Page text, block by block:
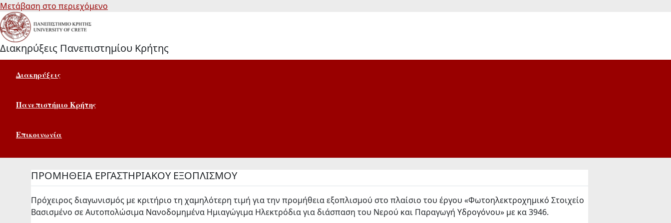
Μετάβαση στο περιεχόμενο
Διακηρύξεις Πανεπιστημίου Κρήτης
Διακηρύξεις
Πανεπιστήμιο Κρήτης
Επικοινωνία
ΠΡΟΜΗΘΕΙΑ ΕΡΓΑΣΤΗΡΙΑΚΟΥ ΕΞΟΠΛΙΣΜΟΥ
Πρόχειρος διαγωνισμός με κριτήριο τη χαμηλότερη τιμή για την προμήθεια εξοπλισμού στο πλαίσιο του έργου «Φωτοηλεκτροχημικό Στοιχείο
Βασισμένο σε Αυτοπολώσιμα Νανοδομημένα Ημιαγώγιμα Ηλεκτρόδια για διάσπαση του Νερού και Παραγωγή Υδρογόνου» με κα 3946.